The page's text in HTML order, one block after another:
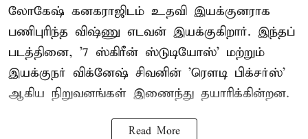
லோகேஷ் கனகராஜிடம் உதவி இயக்குனராக
பணிபுரிந்த விஷ்ணு எடவன் இயக்குகிறார். இந்தப்
படத்தினை, '7 ஸ்கிரீன் ஸ்டுடியோஸ்' மற்றும்
இயக்குநர் விக்னேஷ் சிவனின் 'ரௌடி பிக்சர்ஸ்'
ஆகிய நிறுவனங்கள் இணைந்து தயாரிக்கின்றன.
Read More